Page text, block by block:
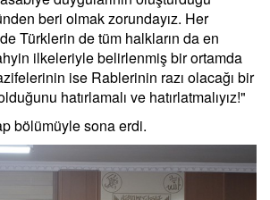
beri olmak zorundayız. Her
Türklerin de tüm halkların da en
ilkeleriyle belirlenmiş bir ortamda
ise Rablerinin razı olacağı bir
hatırlamalı ve hatırlatmalıyız!"
bölümüyle sona erdi.